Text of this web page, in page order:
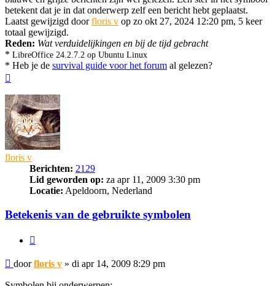
betekent dat je in dat onderwerp zelf een bericht hebt geplaatst.
Laatst gewijzigd doorfloris v op zo okt 27, 2024 12:20 pm, 5 keer
totaal gewijzigd.
Reden: Wat verduidelijkingen en bij de tijd gebracht
* LibreOffice 24.2.7.2 op Ubuntu Linux
* Heb je de survival guide voor het forum al gelezen?
floris v
Berichten: 2129
Lid geworden op: za apr 11, 2009 3:30 pm
Locatie: Apeldoorn, Nederland
Betekenis van de gebruikte symbolen
Bericht
doorfloris v » di apr 14, 2009 8:29 pm